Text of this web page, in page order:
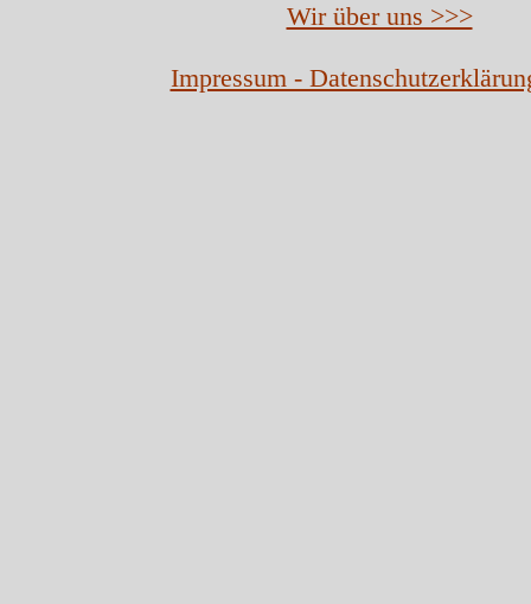
Wir über uns >>>
Impressum -